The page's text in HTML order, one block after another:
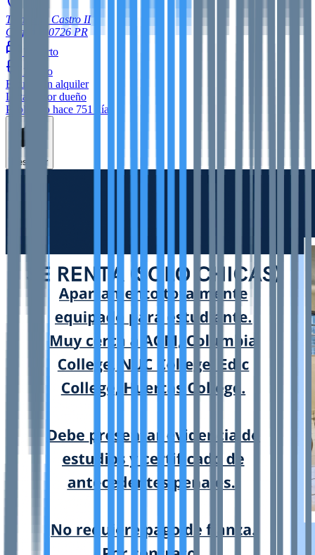
Tomás de Castro II
Caguas
00726 PR
cuarto
1
baño
Estudio
en alquiler
Listado por dueño
Publicado hace 751 días
Destacar